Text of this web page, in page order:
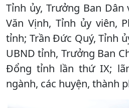
Tỉnh ủy, Trưởng Ban Dân
Văn Vịnh, Tỉnh ủy viên,
tỉnh; Trần Đức Quý, Tỉnh
UBND tỉnh, Trưởng Ban
Đổng tỉnh lần thứ IX;
ngành, các huyện, thành